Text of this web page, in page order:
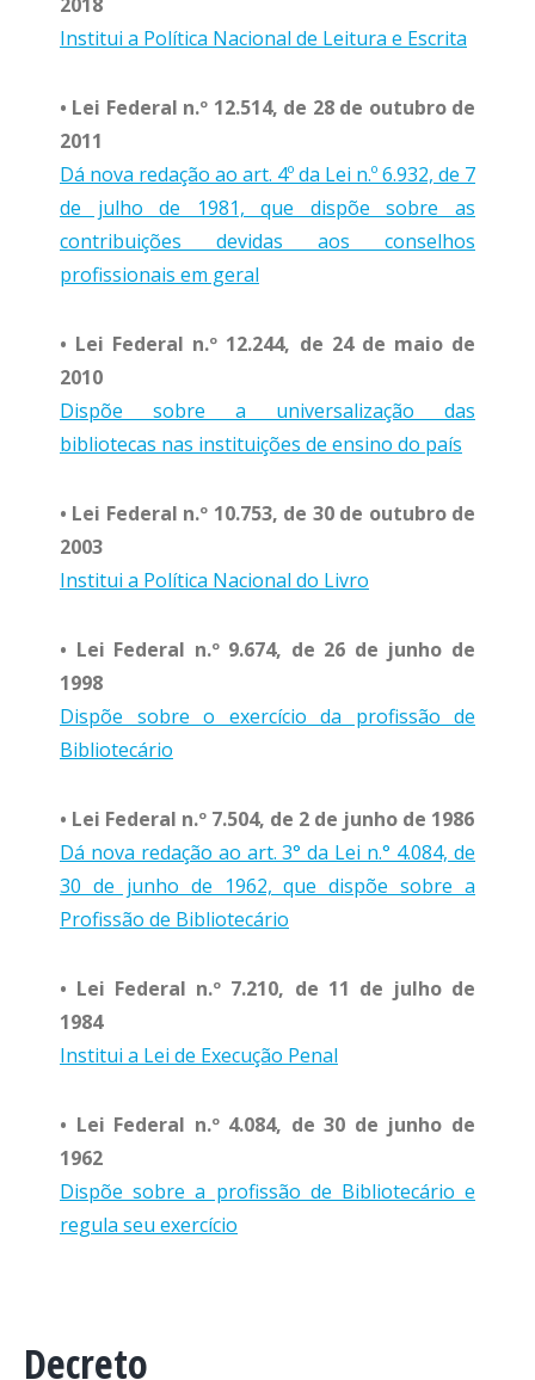
Institui a Política Nacional de Leitura e Escrita
• Lei Federal n.º 12.514, de 28 de outubro de
2011
Dá nova redação ao art. 4º da Lei n.º 6.932, de 7
de julho de 1981, que dispõe sobre as
contribuições devidas aos conselhos
profissionais em geral
• Lei Federal n.º 12.244, de 24 de maio de
2010
Dispõe sobre a universalização das
bibliotecas nas instituições de ensino do país
• Lei Federal n.º 10.753, de 30 de outubro de
2003
Institui a Política Nacional do Livro
• Lei Federal n.º 9.674, de 26 de junho de
1998
Dispõe sobre o exercício da profissão de
Bibliotecário
• Lei Federal n.º 7.504, de 2 de junho de 1986
Dá nova redação ao art. 3° da Lei n.° 4.084, de
30 de junho de 1962, que dispõe sobre a
Profissão de Bibliotecário
• Lei Federal n.º 7.210, de 11 de julho de
1984
Institui a Lei de Execução Penal
• Lei Federal n.º 4.084, de 30 de junho de
1962
Dispõe sobre a profissão de Bibliotecário e
regula seu exercício
Decreto